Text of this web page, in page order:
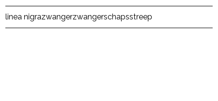
Post Views: 3.742
linea nigrazwangerzwangerschapsstreep